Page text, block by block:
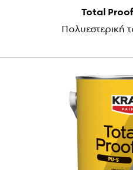
Total
Πολυεστερική